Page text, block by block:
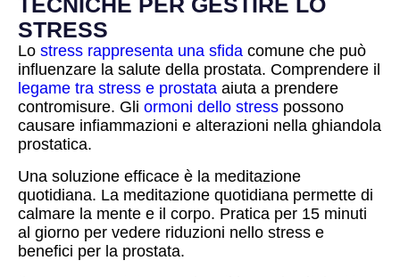
STRESS
Lo stress rappresenta una sfida comune che può
influenzare la salute della prostata. Comprendere il
legame tra stress e prostata aiuta a prendere
contromisure. Gli ormoni dello stress possono
causare infiammazioni e alterazioni nella ghiandola
prostatica.
Una soluzione efficace è la meditazione
quotidiana. La meditazione quotidiana permette di
calmare la mente e il corpo. Pratica per 15 minuti
al giorno per vedere riduzioni nello stress e
benefici per la prostata.